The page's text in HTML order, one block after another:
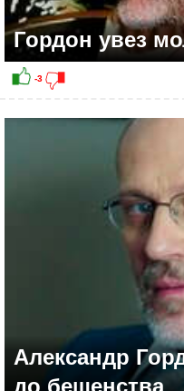
Гордон увез
Александр